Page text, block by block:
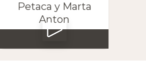
Petaca y Marta
Anton